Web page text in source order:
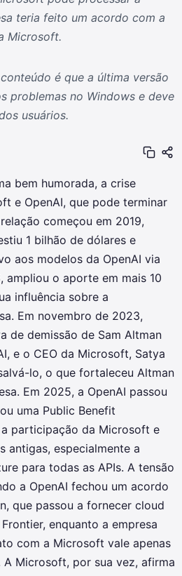
teria feito um acordo com a
Microsoft.
é que a última versão
problemas no Windows e deve
usuários.
bem humorada, a crise
e OpenAI, que pode terminar
começou em 2019,
1 bilhão de dólares e
aos modelos da OpenAI via
ampliou o aporte em mais 10
influência sobre a
Em novembro de 2023,
de demissão de Sam Altman
e o CEO da Microsoft, Satya
lo, o que fortaleceu Altman
Em 2025, a OpenAI passou
uma Public Benefit
participação da Microsoft e
antigas, especialmente a
para todas as APIs. A tensão
a OpenAI fechou um acordo
que passou a fornecer cloud
enquanto a empresa
com a Microsoft vale apenas
A Microsoft, por sua vez, afirma